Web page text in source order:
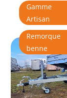
Gamme
Artisan
Remorque
benne